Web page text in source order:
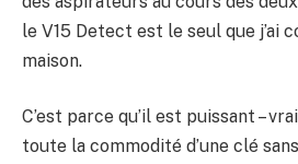
le V15 Detect est le seul que j’ai
maison.
C’est parce qu’il est puissant –
toute la commodité d’une clé